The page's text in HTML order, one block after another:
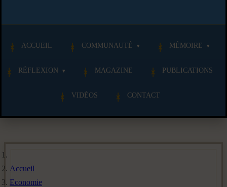
ACCUEIL COMMUNAUTÉ MÉMOIRE
RÉFLEXION MAGAZINE PUBLICATIONS
VIDÉOS CONTACT
Accueil
Economie